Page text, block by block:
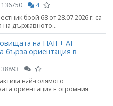
136750 4
брой 68 от 28.07.2026 г. са
на държавното...
на НАП + AI
бърза ориентация в
38893
най-голямото
ориентация в огромния